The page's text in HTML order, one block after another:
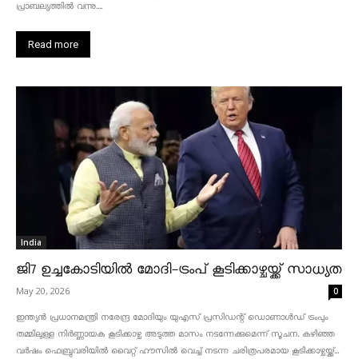
പ്രാബല്യത്തിൽ വന്നു....
Read more
India
ജി7 ഉച്ചകോടിയിൽ മോദി-ട്രംപ് കൂടിക്കാഴ്ചയ്ക്ക് സാധ്യത
May 20, 2026 0
ഇന്ത്യൻ പ്രധാനമന്ത്രി നരേന്ദ്ര മോദിയും യുഎസ് പ്രസിഡന്റ് ഡൊണാൾഡ് ട്രംപും
തമ്മിലുള്ള നിർണ്ണായക കൂടിക്കാഴ്ച അടുത്ത മാസം നടന്നേക്കുമെന്ന് സൂചന. കഴിഞ്ഞ
വർഷം ഫെബ്രുവരിയിൽ വൈറ്റ് ഹൗസിൽ വെച്ച് നടന്ന ചരിത്രപരമായ കൂടിക്കാഴ്ചയ്ക്ക്...